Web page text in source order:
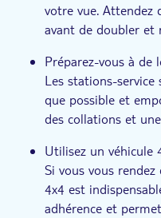
votre vue. Attendez
avant de doubler et
Préparez-vous à de
Les stations-
que possible et
des collations et
Utilisez un véhicule
Si vous vous rendez
4x4 est
adhérence et